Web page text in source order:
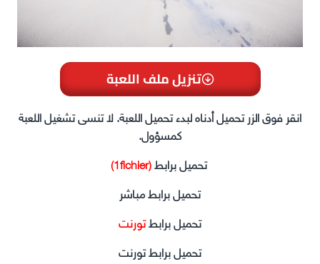
تنزيل ملف اللعبة
انقر فوق الزر تحميل أدناه لبدء تحميل اللعبة. لا تنسى تشغيل اللعبة
كمسؤول.
تحميل برابط(1fichier)
تحميل برابط مباشر
تحميل برابطتورنت
تحميل برابط تورنت